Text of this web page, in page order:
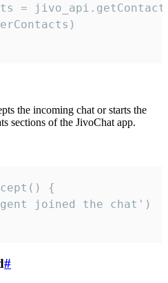
=
the incoming chat or starts the
sections of the JivoChat app.
{
#